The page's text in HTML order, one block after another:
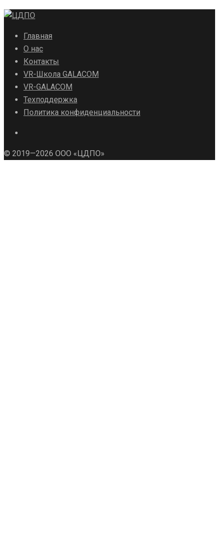
Главная
О нас
Контакты
VR-Школа GALACOM
VR-GALACOM
Техподдержка
Политика конфиденциальности
© 2019—2026 ООО «ЦДПО»